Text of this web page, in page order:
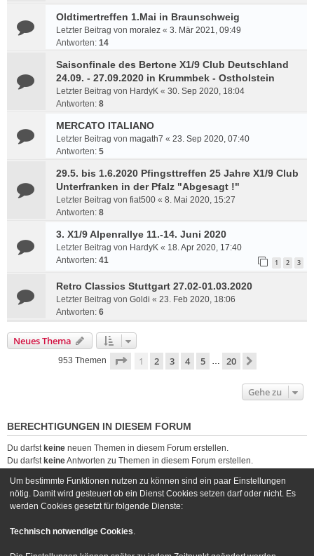
Oldtimertreffen 1.Mai in Braunschweig
Letzter Beitrag von moralez « 3. Mär 2021, 09:49
Antworten: 14
Saisonfinale des Bertone X1/9 Club Deutschland
24.09. - 27.09.2020 in Krummbek - Ostholstein
Letzter Beitrag von HardyK « 30. Sep 2020, 18:04
Antworten: 8
MERCATO ITALIANO
Letzter Beitrag von magath7 « 23. Sep 2020, 07:40
Antworten: 5
29.5. bis 1.6.2020 Pfingsttreffen 25 Jahre X1/9 Club
Unterfranken in der Pfalz "Abgesagt !"
Letzter Beitrag von fiat500 « 8. Mai 2020, 15:27
Antworten: 8
3. X1/9 Alpenrallye 11.-14. Juni 2020
Letzter Beitrag von HardyK « 18. Apr 2020, 17:40
Antworten: 41 1 2 3
Retro Classics Stuttgart 27.02-01.03.2020
Letzter Beitrag von Goldi « 23. Feb 2020, 18:06
Antworten: 6
Neues Thema
953 Themen Seite 1von 20
1 2 3 4 5 … 20
Gehe zu
BERECHTIGUNGEN IN DIESEM FORUM
Du darfst keine neuen Themen in diesem Forum erstellen.
Du darfst keineAntworten zu Themen in diesem Forum erstellen.
Du darfst deine Beiträge in diesem Forumnichtlöschen.
Du darfstkeineDateianhänge in diesem Forum erstellen.
Foren-Übersicht Kontakt
Powered byphpBB® Forum Software © phpBB Limited
Um bestimmte Funktionen nutzen zu können sind ein paar Einstellungen
nötig. Damit wird gesteuert ob ein Dienst Cookies setzen darf oder nicht. Es
werden Cookies gesetzt für folgende Dienste:
Technisch notwendige Cookies.